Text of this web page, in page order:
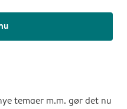
temaer m.m. gør det nu